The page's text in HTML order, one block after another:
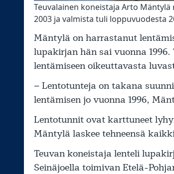
Teuvalainen koneistaja Arto
2003 ja valmista tuli loppuvuodesta
Mäntylä on harrastanut
lupakirjan hän sai vuonna
lentämiseen oikeuttavasta
– Lentotunteja on takana
lentämisen jo vuonna 1996,
Lentotunnit ovat karttuneet
Mäntylä laskee tehneensä
Teuvan koneistaja lenteli
Seinäjoella toimivan Etelä-